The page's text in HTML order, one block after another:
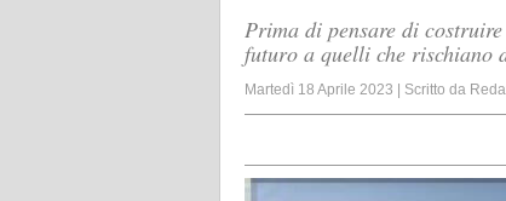
Prima di pensare di
futuro a quelli che rischiano
Martedì 18 Aprile 2023 | Scritto da